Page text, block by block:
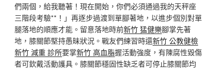
們兩個，給我聽著！現在開始，你們必須通過我的天秤座
三階段考驗**！」再逐步過渡到單腳著地，以進步個別對單
腿落地的順應才能。留意落地時前新竹 猛健樂腳掌先著
地，膝關節堅持愚昧狀況。戰友們練習時還新竹 公教健檢
新竹 減重 診所要掌新竹 高血脂握活動強度，有陳腐性毀傷
者可欽戴活動護具。膝關節穩固性缺乏者可停止膝關節均